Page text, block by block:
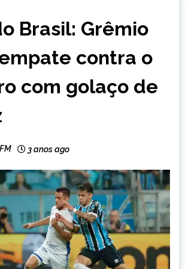
Brasil: Grêmio
contra o
com golaço de
3 anos ago